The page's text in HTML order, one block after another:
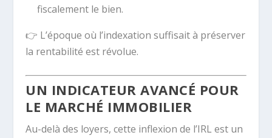
fiscalement le bien.
👉 L’époque où l’indexation suffisait à préserver
la rentabilité est révolue.
UN INDICATEUR AVANCÉ POUR
LE MARCHÉ IMMOBILIER
Au-delà des loyers, cette inflexion de l’IRL est un